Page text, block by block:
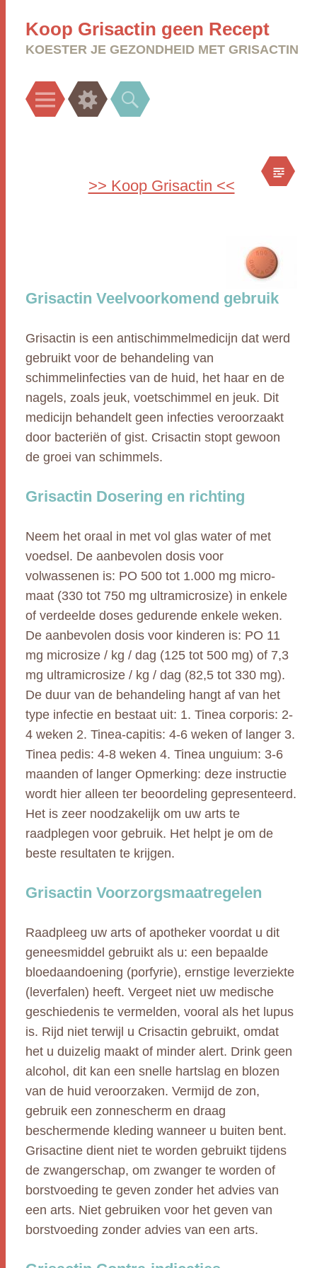
Koop Grisactin geen Recept
KOESTER JE GEZONDHEID MET GRISACTIN
Menu Widgets Search
>> Koop Grisactin <<
Grisactin Veelvoorkomend gebruik
Grisactin is een antischimmelmedicijn dat werd
gebruikt voor de behandeling van
schimmelinfecties van de huid, het haar en de
nagels, zoals jeuk, voetschimmel en jeuk. Dit
medicijn behandelt geen infecties veroorzaakt
door bacteriën of gist. Crisactin stopt gewoon
de groei van schimmels.
Grisactin Dosering en richting
Neem het oraal in met vol glas water of met
voedsel. De aanbevolen dosis voor
volwassenen is: PO 500 tot 1.000 mg micro-
maat (330 tot 750 mg ultramicrosize) in enkele
of verdeelde doses gedurende enkele weken.
De aanbevolen dosis voor kinderen is: PO 11
mg microsize / kg / dag (125 tot 500 mg) of 7,3
mg ultramicrosize / kg / dag (82,5 tot 330 mg).
De duur van de behandeling hangt af van het
type infectie en bestaat uit: 1. Tinea corporis: 2-
4 weken 2. Tinea-capitis: 4-6 weken of langer 3.
Tinea pedis: 4-8 weken 4. Tinea unguium: 3-6
maanden of langer Opmerking: deze instructie
wordt hier alleen ter beoordeling gepresenteerd.
Het is zeer noodzakelijk om uw arts te
raadplegen voor gebruik. Het helpt je om de
beste resultaten te krijgen.
Grisactin Voorzorgsmaatregelen
Raadpleeg uw arts of apotheker voordat u dit
geneesmiddel gebruikt als u: een bepaalde
bloedaandoening (porfyrie), ernstige leverziekte
(leverfalen) heeft. Vergeet niet uw medische
geschiedenis te vermelden, vooral als het lupus
is. Rijd niet terwijl u Crisactin gebruikt, omdat
het u duizelig maakt of minder alert. Drink geen
alcohol, dit kan een snelle hartslag en blozen
van de huid veroorzaken. Vermijd de zon,
gebruik een zonnescherm en draag
beschermende kleding wanneer u buiten bent.
Grisactine dient niet te worden gebruikt tijdens
de zwangerschap, om zwanger te worden of
borstvoeding te geven zonder het advies van
een arts. Niet gebruiken voor het geven van
borstvoeding zonder advies van een arts.